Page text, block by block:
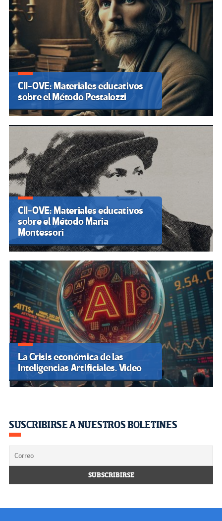
CII-OVE: Materiales educativos
sobre el Método Pestalozzi
CII-OVE: Materiales educativos
sobre el Método Maria
Montessori
La Crisis económica de las
Inteligencias Artificiales. Video
SUSCRIBIRSE A NUESTROS BOLETINES